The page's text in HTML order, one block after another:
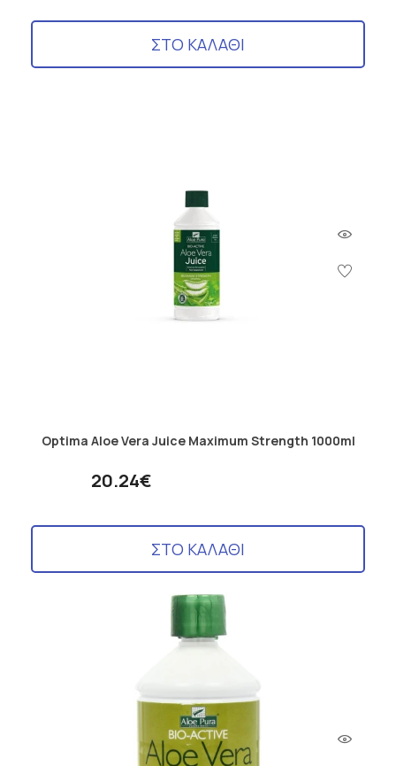
ΣΤΟ ΚΑΛΑΘΙ
Optima Aloe Vera Juice Maximum Strength 1000ml
20.24€
ΣΤΟ ΚΑΛΑΘΙ